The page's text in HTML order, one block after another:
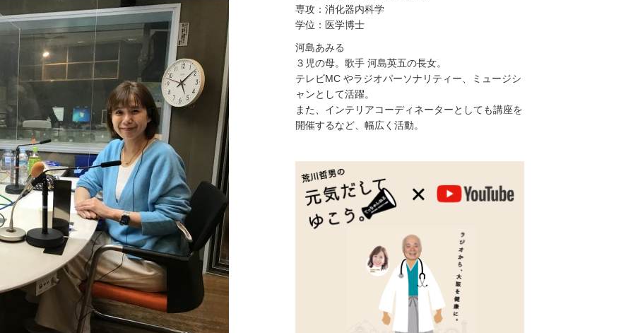
専攻：消化器内科学
学位：医学博士
河島あみる
３児の母。歌手 河島英五の長女。
テレビMC やラジオパーソナリティー、ミュージシ
ャンとして活躍。
また、インテリアコーディネーターとしても講座を
開催するなど、幅広く活動。